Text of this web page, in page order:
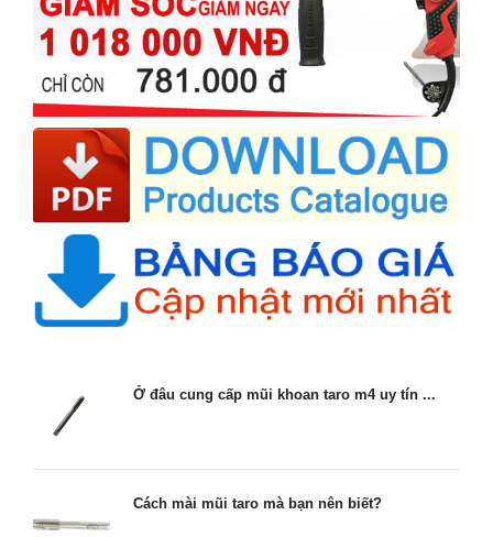
Ở đâu cung cấp mũi khoan taro m4 uy tín ...
Cách mài mũi taro mà bạn nên biết?